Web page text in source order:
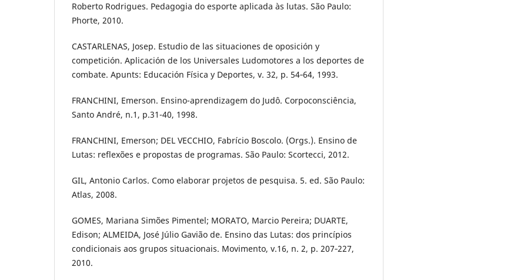
Roberto Rodrigues. Pedagogia do esporte aplicada às lutas. São Paulo:
Phorte, 2010.
CASTARLENAS, Josep. Estudio de las situaciones de oposición y
competición. Aplicación de los Universales Ludomotores a los deportes de
combate. Apunts: Educación Física y Deportes, v. 32, p. 54‐64, 1993.
FRANCHINI, Emerson. Ensino-aprendizagem do Judô. Corpoconsciência,
Santo André, n.1, p.31-40, 1998.
FRANCHINI, Emerson; DEL VECCHIO, Fabrício Boscolo. (Orgs.). Ensino de
Lutas: reflexões e propostas de programas. São Paulo: Scortecci, 2012.
GIL, Antonio Carlos. Como elaborar projetos de pesquisa. 5. ed. São Paulo:
Atlas, 2008.
GOMES, Mariana Simões Pimentel; MORATO, Marcio Pereira; DUARTE,
Edison; ALMEIDA, José Júlio Gavião de. Ensino das Lutas: dos princípios
condicionais aos grupos situacionais. Movimento, v.16, n. 2, p. 207‐227,
2010.